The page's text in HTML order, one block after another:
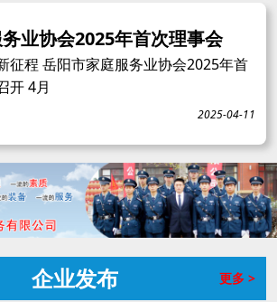
业协会2025年首次理事会
征程 岳阳市家庭服务业协会2025年首
开 4月
2025-04-11
企业发布 更多 >